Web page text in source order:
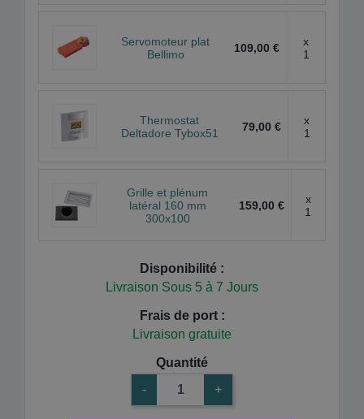
Servomoteur plat
Bellimo
109,00 €
x
1
Thermostat
Deltadore Tybox51
79,00 €
x
1
Grille et plénum
latéral 160 mm
300x100
159,00 €
x
1
Disponibilité :
Livraison Sous 5 à 7 Jours
Frais de port :
Livraison gratuite
Quantité
-
+